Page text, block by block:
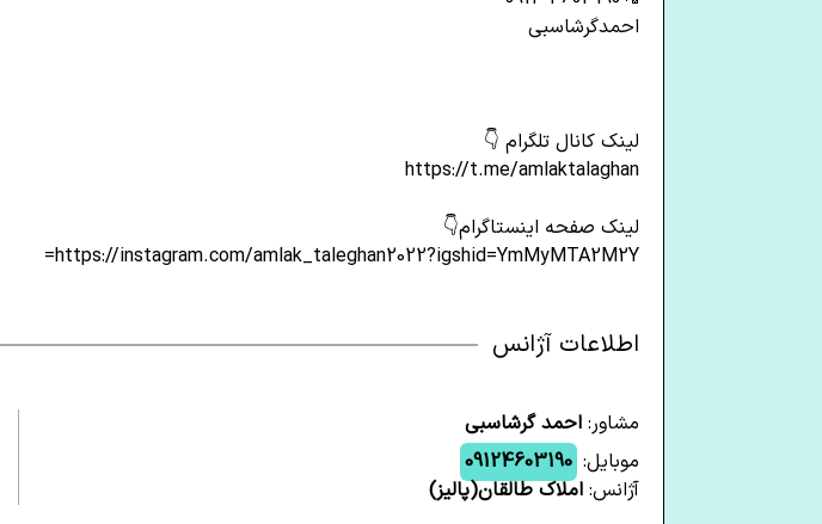
احمدگرشاسبی
لینک کانال تلگرام 👇
https://t.me/amlaktalaghan
لینک صفحه اینستاگرام👇
https://instagram.com/amlak_taleghan2022?igshid=YmMyMTA2M2Y=
اطلاعات آژانس
مشاور: احمد گرشاسبی
موبایل: 09124603190
آژانس: املاک طالقان(پالیز)